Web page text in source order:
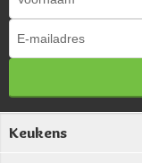
Keukens